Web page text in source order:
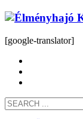
[google-translator]